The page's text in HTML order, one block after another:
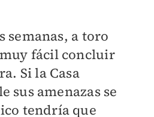
semanas, a toro
fácil concluir
Si la Casa
sus amenazas se
tendría que